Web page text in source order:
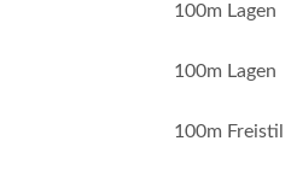
100m Lagen
100m Lagen
100m Freistil